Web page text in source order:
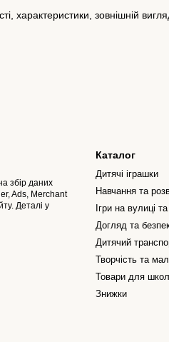
характеристики, зовнішній
збір даних
Ads, Merchant
Деталі у
Каталог
Дитячі іграшки
Навчання та
Ігри на вулиці
Догляд та
Дитячий
Творчість та
Товари для
Знижки